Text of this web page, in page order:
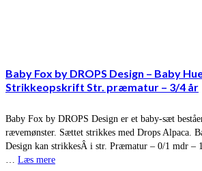
Baby Fox by DROPS Design – Baby
Strikkeopskrift Str. præmatur – 3/4 år
Baby Fox by DROPS Design er et baby-sæt
rævemønster. Sættet strikkes med Drops Alpaca.
Design kan strikkesÂ i str. Præmatur – 0/1 mdr –
Læs mere